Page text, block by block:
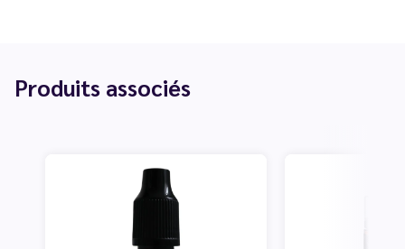
Produits associés